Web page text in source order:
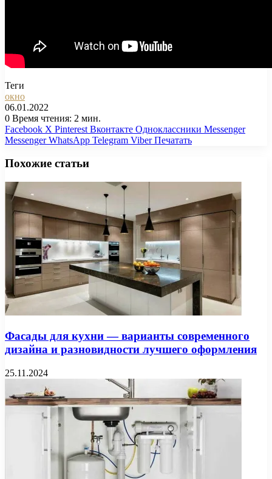
Теги
окно
06.01.2022
0 Время чтения: 2 мин.
Facebook X Pinterest Вконтакте Одноклассники Messenger
Messenger WhatsApp Telegram Viber Печатать
Похожие статьи
Фасады для кухни — варианты современного
дизайна и разновидности лучшего оформления
25.11.2024